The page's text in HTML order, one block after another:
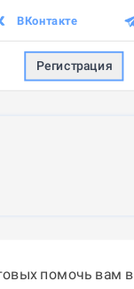
ВКонтакте
Регистрация
помочь вам в